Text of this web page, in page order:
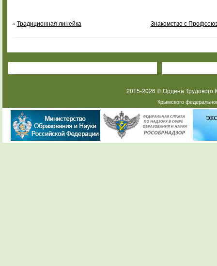
« Традиционная линейка Знакомство с
2015-2026 © Ордена
Крымского